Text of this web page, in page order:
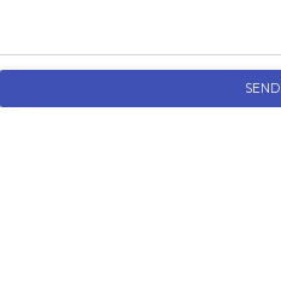
SEND